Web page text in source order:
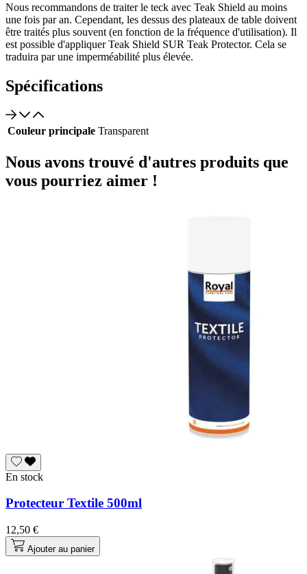
Nous recommandons de traiter le teck avec Teak Shield au moins
une fois par an. Cependant, les dessus des plateaux de table doivent
être traités plus souvent (en fonction de la fréquence d'utilisation). Il
est possible d'appliquer Teak Shield SUR Teak Protector. Cela se
traduira par une imperméabilité plus élevée.
Spécifications
Couleur principale Transparent
Nous avons trouvé d'autres produits que
vous pourriez aimer !
En stock
Protecteur Textile 500ml
12,50 €
Ajouter au panier